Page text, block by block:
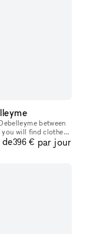
between
you will find clothes
396 € par jour